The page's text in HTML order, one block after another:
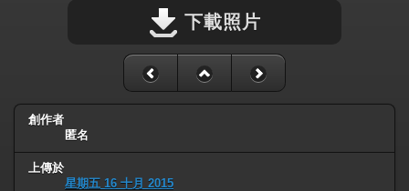
下載照片
創作者
匿名
上傳於
星期五 16 十月 2015